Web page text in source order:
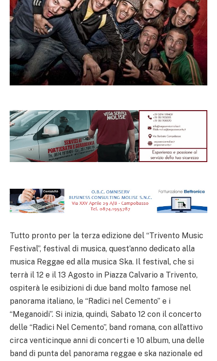
Tutto pronto per la terza edizione del “Trivento Music
Festival”, festival di musica, quest’anno dedicato alla
musica Reggae ed alla musica Ska. Il festival, che si
terrà il 12 e il 13 Agosto in Piazza Calvario a Trivento,
ospiterà le esibizioni di due band molto famose nel
panorama italiano, le “Radici nel Cemento” e i
“Meganoidi”. Si inizia, quindi, Sabato 12 con il concerto
delle “Radici Nel Cemento”, band romana, con all’attivo
circa venticinque anni di concerti e 10 album, una delle
band di punta del panorama reggae e ska nazionale ed